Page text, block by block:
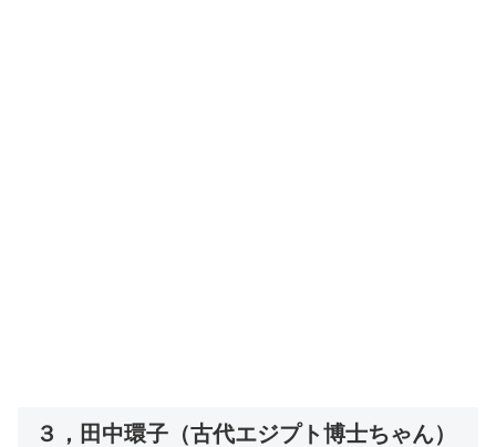
３，田中環子（古代エジプト博士ちゃん）